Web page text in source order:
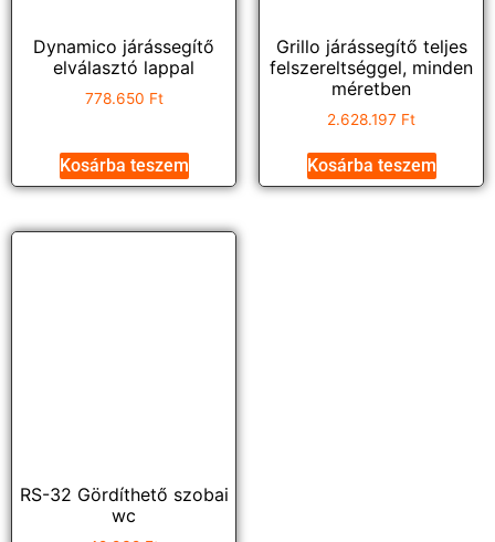
Dynamico járássegítő
elválasztó lappal
778.650 Ft
Kosárba teszem
Grillo járássegítő teljes
felszereltséggel, minden
méretben
2.628.197 Ft
Kosárba teszem
RS-32 Gördíthető szobai
wc